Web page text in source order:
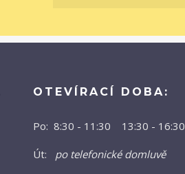
OTEVÍRACÍ DOBA:
Po: 8:30 - 11:30 13:30 - 16:30
Út: po telefonické domluvě